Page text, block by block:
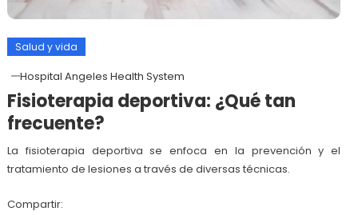
Salud y vida
Hospital Angeles Health System
Fisioterapia deportiva: ¿Qué tan
frecuente?
La fisioterapia deportiva se enfoca en la prevención y el
tratamiento de lesiones a través de diversas técnicas.
Compartir: